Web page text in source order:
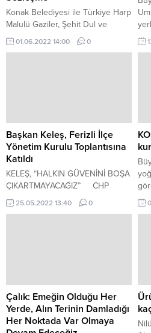
Konak Belediyesi ile Türkiye Harp
Malulü Gaziler, Şehit Dul ve
Yetimleri Derneği İzmir Şube
Başkanlığı arasında İşbirliği
01.06.2022 14:00 0
Başkan Keleş, Ferizli İlçe
Yönetim Kurulu Toplantısına
Katıldı
KELEŞ, “HALKIN GÜVENİNİ BOŞA
ÇIKARTMAYACAĞIZ” CHP
Sakarya İl Başkanı Ecevit Keleş,
partilerinin Ferizli ilçe yönetim
25.05.2022 13:40 0
Çalık: Emeğin Olduğu Her
Yerde, Alın Terinin Damladığı
Her Noktada Var Olmaya